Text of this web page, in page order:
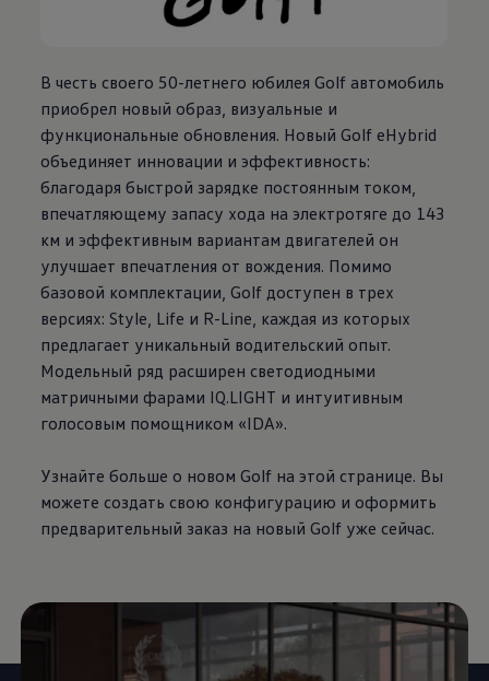
В честь своего 50-летнего юбилея Golf автомобиль
приобрел новый образ, визуальные и
функциональные обновления. Новый Golf eHybrid
объединяет инновации и эффективность:
благодаря быстрой зарядке постоянным током,
впечатляющему запасу хода на электротяге до 143
км и эффективным вариантам двигателей он
улучшает впечатления от вождения. Помимо
базовой комплектации, Golf доступен в трех
версиях: Style, Life и R-Line, каждая из которых
предлагает уникальный водительский опыт.
Модельный ряд расширен светодиодными
матричными фарами IQ.LIGHT и интуитивным
голосовым помощником «IDA».
Узнайте больше о новом Golf на этой странице. Вы
можете создать свою конфигурацию и оформить
предварительный заказ на новый Golf уже сейчас.